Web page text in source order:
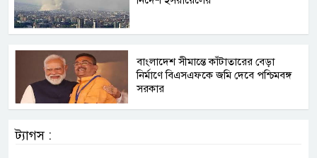
বাংলাদেশ সীমান্তে কাঁটাতারের বেড়া
নির্মাণে বিএসএফকে জমি দেবে পশ্চিমবঙ্গ
সরকার
ট্যাগস :